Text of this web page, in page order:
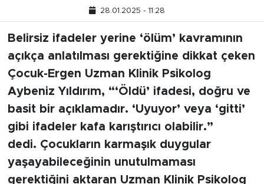
Belirsiz ifadeler yerine ‘ölüm’ kavramının
açıkça anlatılması gerektiğine dikkat çeken
Çocuk-Ergen Uzman Klinik Psikolog
Aybeniz Yıldırım, “‘Öldü’ ifadesi, doğru ve
basit bir açıklamadır. ‘Uyuyor’ veya ‘gitti’
gibi ifadeler kafa karıştırıcı olabilir.”
dedi.Çocukların karmaşık duygular
yaşayabileceğinin unutulmaması